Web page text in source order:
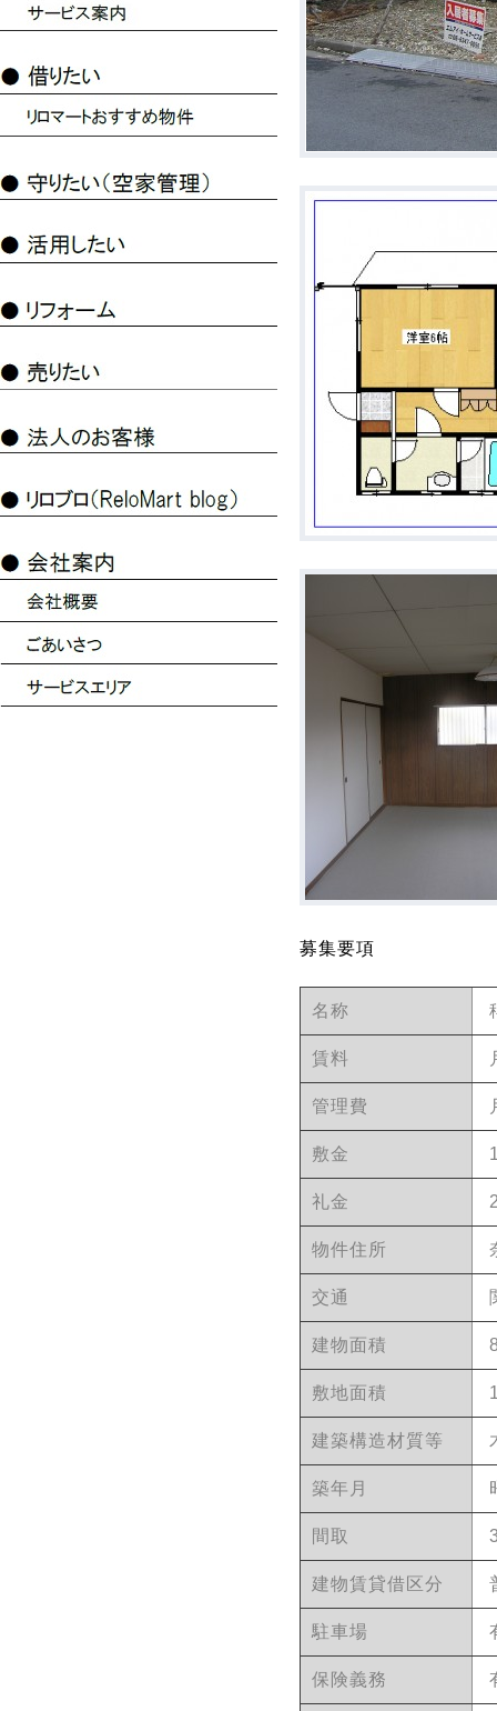
募集要項
名称
賃料
管理費
敷金
礼金
物件住所
交通
建物面積
敷地面積
建築構造材質等
築年月
間取
建物賃貸借区分
駐車場
保険義務